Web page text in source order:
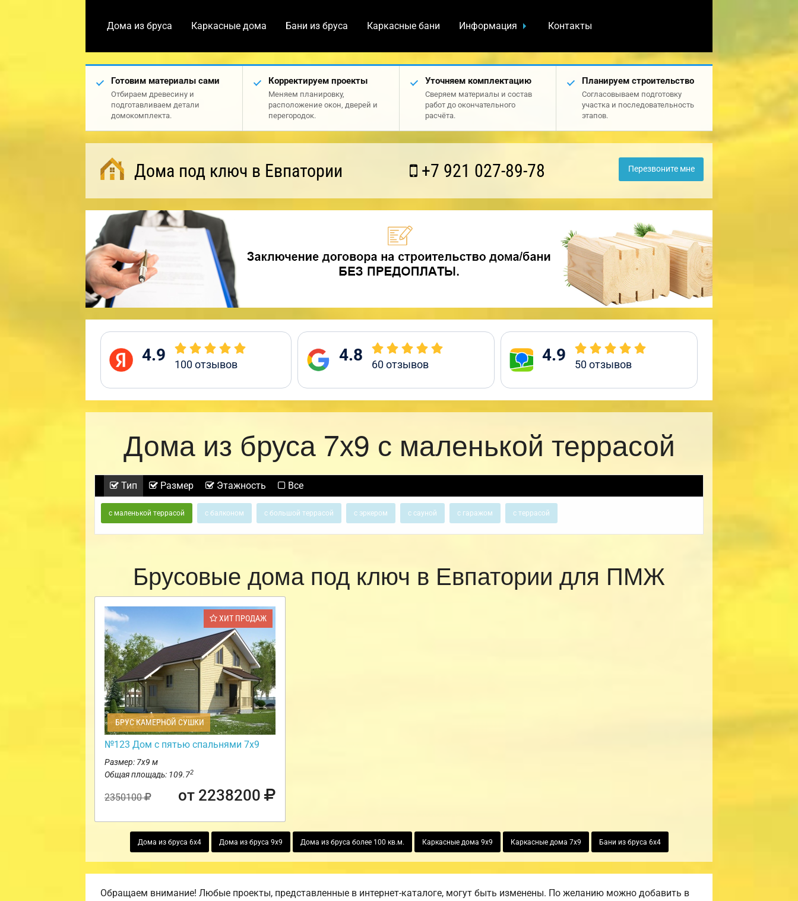
Дома из бруса Каркасные дома Бани из бруса Каркасные бани Информация Контакты
Готовим материалы сами
Отбираем древесину и
подготавливаем детали
домокомплекта.
Корректируем проекты
Меняем планировку,
расположение окон, дверей и
перегородок.
Уточняем комплектацию
Сверяем материалы и состав
работ до окончательного
расчёта.
Планируем строительство
Согласовываем подготовку
участка и последовательность
этапов.
Дома под ключ в Евпатории +7 921 027-89-78 Перезвоните мне
4.9 100отзывов 4.8 60отзывов 4.9 50отзывов
Дома из бруса 7х9 с маленькой террасой
Тип Размер Этажность Все
с маленькой террасой с балконом с большой террасой с эркером с сауной с гаражом с террасой
Брусовые дома под ключ в Евпатории для ПМЖ
ХИТ ПРОДАЖ
БРУС КАМЕРНОЙ СУШКИ
№123 Дом с пятью спальнями 7х9
Размер: 7х9 м
Общая площадь: 109.72
2350100 от 2238200
Дома из бруса 6х4 Дома из бруса 9х9 Дома из бруса более 100 кв.м. Каркасные дома 9х9 Каркасные дома 7х9 Бани из бруса 6х4
Обращаем внимание! Любые проекты, представленные в интернет-каталоге, могут быть изменены. По желанию можно добавить в